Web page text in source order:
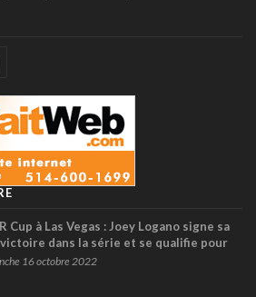
Cup à Las Vegas : Joey Logano signe sa
dans la série et se qualifie pour
la saison (+ vidéo)
16 octobre 2022